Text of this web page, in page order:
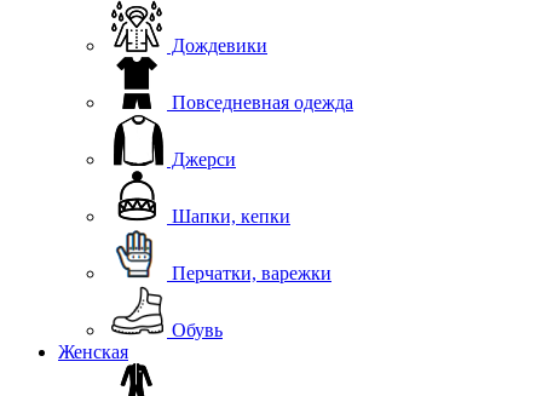
Дождевики
Повседневная одежда
Джерси
Шапки, кепки
Перчатки, варежки
Обувь
Женская